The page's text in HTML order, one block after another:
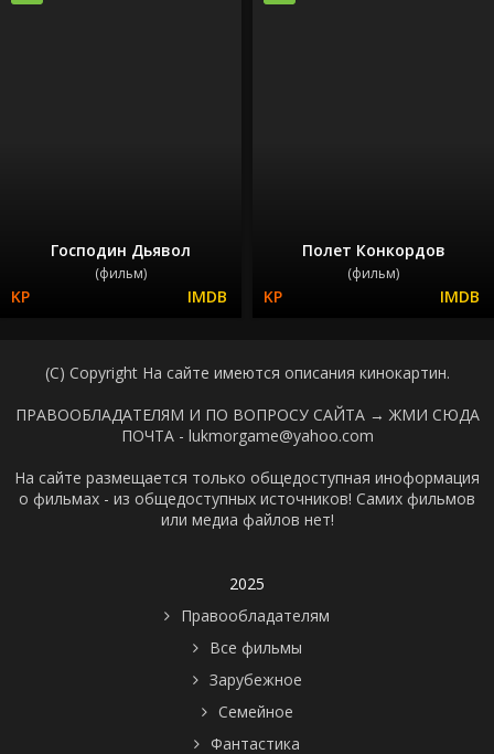
Господин Дьявол
(фильм)
Полет Конкордов
(фильм)
(C) Copyright На сайте имеются описания кинокартин.
ПРАВООБЛАДАТЕЛЯМ И ПО ВОПРОСУ САЙТА → ЖМИ СЮДА
ПОЧТА - lukmorgame@yahoo.com
На сайте размещается только общедоступная иноформация
о фильмах - из общедоступных источников! Самих фильмов
или медиа файлов нет!
2025
Правообладателям
Все фильмы
Зарубежное
Семейное
Фантастика